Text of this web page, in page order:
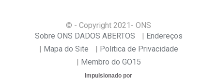
© - Copyright 2021 - ONS
Sobre ONS DADOS ABERTOS
Endereços
Mapa do Site
Politica de Privacidade
Membro do GO15
Impulsionado por